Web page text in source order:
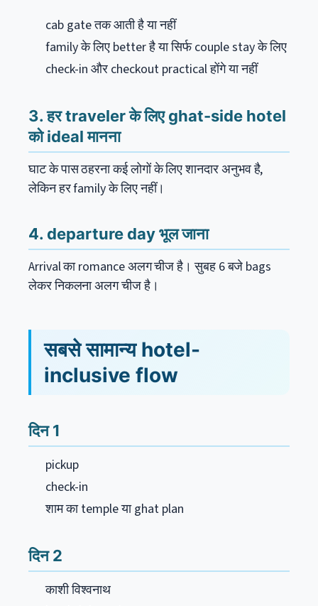
cab gate तक आती है या नहीं
family के लिए better है या सिर्फ couple stay के लिए
check-in और checkout practical होंगे या नहीं
3. हर traveler के लिए ghat-side hotel
को ideal मानना
घाट के पास ठहरना कई लोगों के लिए शानदार अनुभव है,
लेकिन हर family के लिए नहीं।
4. departure day भूल जाना
Arrival का romance अलग चीज है। सुबह 6 बजे bags
लेकर निकलना अलग चीज है।
सबसे सामान्य hotel-
inclusive flow
दिन 1
pickup
check-in
शाम का temple या ghat plan
दिन 2
काशी विश्वनाथ